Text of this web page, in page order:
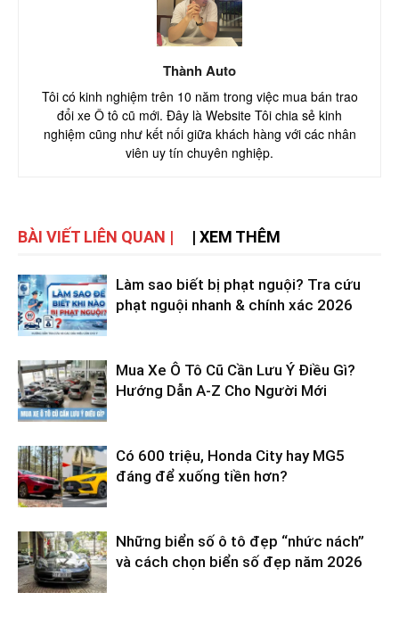
Thành Auto
Tôi có kinh nghiệm trên 10 năm trong việc mua bán trao
đổi xe Ô tô cũ mới. Đây là Website Tôi chia sẻ kinh
nghiệm cũng như kết nối giữa khách hàng với các nhân
viên uy tín chuyên nghiệp.
BÀI VIẾT LIÊN QUAN | | XEM THÊM
Làm sao biết bị phạt nguội? Tra cứu
phạt nguội nhanh & chính xác 2026
Mua Xe Ô Tô Cũ Cần Lưu Ý Điều Gì?
Hướng Dẫn A-Z Cho Người Mới
Có 600 triệu, Honda City hay MG5
đáng để xuống tiền hơn?
Những biển số ô tô đẹp “nhức nách”
và cách chọn biển số đẹp năm 2026